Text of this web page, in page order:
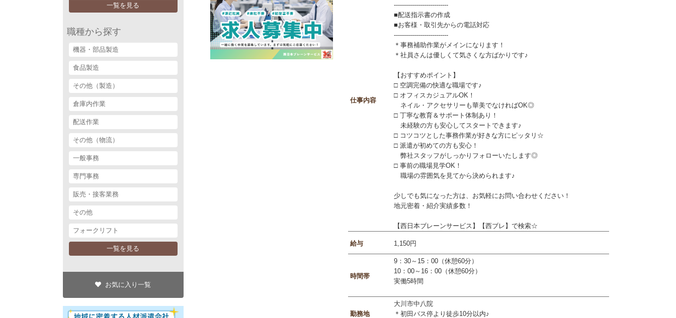
一覧を見る
職種から探す
機器・部品製造
食品製造
その他（製造）
倉庫内作業
配送作業
その他（物流）
一般事務
専門事務
販売・接客業務
その他
フォークリフト
一覧を見る
お気に入り一覧
仕事内容
---------------------------
■配送指示書の作成
■お客様・取引先からの電話対応
---------------------------
＊事務補助作業がメインになります！
＊社員さんは優しくて気さくな方ばかりです♪
【おすすめポイント】
□ 空調完備の快適な職場です♪
□ オフィスカジュアルOK！
ネイル・アクセサリーも華美でなければOK◎
□ 丁寧な教育＆サポート体制あり！
未経験の方も安心してスタートできます♪
□ コツコツとした事務作業が好きな方にピッタリ☆
□ 派遣が初めての方も安心！
弊社スタッフがしっかりフォローいたします◎
□ 事前の職場見学OK！
職場の雰囲気を見てから決められます♪
少しでも気になった方は、お気軽にお問い合わせください！
地元密着・紹介実績多数！
【西日本ブレーンサービス】【西ブレ】で検索☆
給与 1,150円
時間帯
9：30～15：00（休憩60分）
10：00～16：00（休憩60分）
実働5時間
勤務地
大川市中八院
＊初田バス停より徒歩10分以内♪